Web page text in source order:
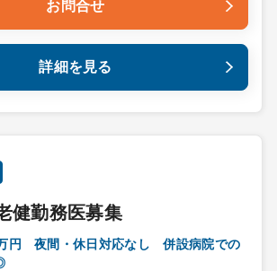
お問合せ
詳細を見る
健勤務医募集
円 夜間・休日対応なし 併設病院での